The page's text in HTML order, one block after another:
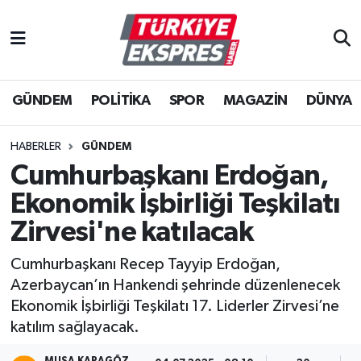
GÜNDEM POLİTİKA SPOR MAGAZİN DÜNYA
HABERLER GÜNDEM
Cumhurbaşkanı Erdoğan,
Ekonomik İşbirliği Teşkilatı
Zirvesi'ne katılacak
Cumhurbaşkanı Recep Tayyip Erdoğan,
Azerbaycan’ın Hankendi şehrinde düzenlenecek
Ekonomik İşbirliği Teşkilatı 17. Liderler Zirvesi’ne
katılım sağlayacak.
İstanbul Nöbetçi Eczaneler
İstanbul Hava Durumu
İstanbul Namaz Vakitleri
İstanbul Trafik Yoğunluk Haritası
Süper Lig Puan Durumu ve Fikstür
Tüm Manşetler
Son Dakika Haberleri